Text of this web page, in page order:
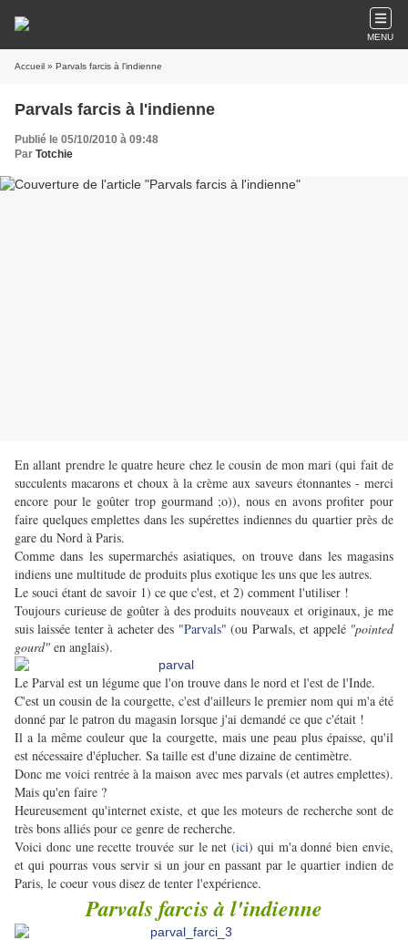
MENU
Accueil » Parvals farcis à l'indienne
Parvals farcis à l'indienne
Publié le 05/10/2010 à 09:48
Par Totchie
En allant prendre le quatre heure chez le cousin de mon mari (qui fait de
succulents macarons et choux à la crème aux saveurs étonnantes - merci
encore pour le goûter trop gourmand ;o)), nous en avons profiter pour
faire quelques emplettes dans les supérettes indiennes du quartier près de
gare du Nord à Paris.
Comme dans les supermarchés asiatiques, on trouve dans les magasins
indiens une multitude de produits plus exotique les uns que les autres.
Le souci étant de savoir 1) ce que c'est, et 2) comment l'utiliser !
Toujours curieuse de goûter à desproduits nouveaux et originaux, je me
suis laissée tenter à acheter des "Parvals" (ou Parwals, et appelé "pointed
gourd" en anglais).
Le Parval est un légume que l'on trouve dans le nord et l'est de l'Inde.
C'est un cousin de la courgette, c'est d'ailleurs le premier nom qui m'a été
donné par le patron du magasin lorsque j'ai demandé ce que c'était !
Il a la même couleur que la courgette, mais une peau plus épaisse, qu'il
est nécessaire d'éplucher. Sa taille est d'une dizaine de centimètre.
Donc me voici rentrée à la maison avec mes parvals (et autres emplettes).
Mais qu'en faire ?
Heureusement qu'internet existe, et que les moteurs de recherche sont de
très bons alliés pour ce genre de recherche.
Voici donc une recette trouvée sur le net (ici) qui m'a donné bien envie,
et qui pourras vous servir si un jour en passant par le quartier indien de
Paris, le coeur vous disez de tenter l'expérience.
Parvals farcis à l'indienne